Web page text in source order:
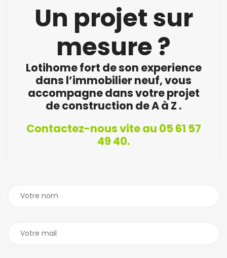
Un projet sur
mesure ?
Lotihome fort de son experience
dans l’immobilier neuf, vous
accompagne dans votre projet
de construction de A à Z .
Contactez-nous vite au 05 61 57
49 40.